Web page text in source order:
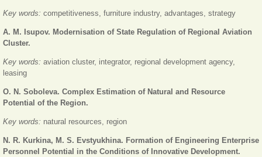
Key words: competitiveness, furniture industry, advantages, strategy
A. M. Isupov. Modernisation of State Regulation of Regional Aviation
Cluster.
Key words: aviation cluster, integrator, regional development agency,
leasing
O. N. Soboleva. Complex Estimation of Natural and Resource
Potential of the Region.
Key words: natural resources, region
N. R. Kurkina, M. S. Evstyukhina. Formation of Engineering Enterprise
Personnel Potential in the Conditions of Innovative Development.